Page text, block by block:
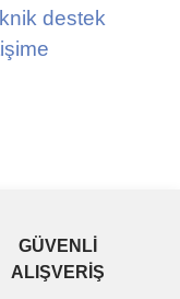
destek
GÜVENLİ
ALIŞVERİŞ